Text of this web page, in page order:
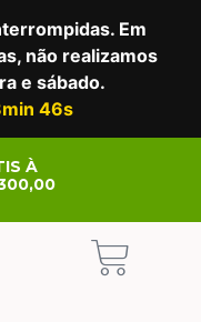
Em
não realizamos
e sábado.
45s
À